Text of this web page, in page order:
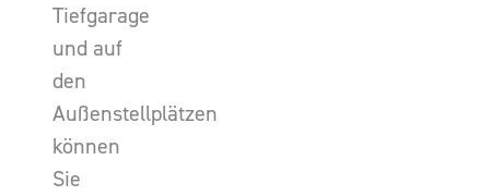
Tiefgarage
und auf
den
Außenstellplätzen
können
Sie